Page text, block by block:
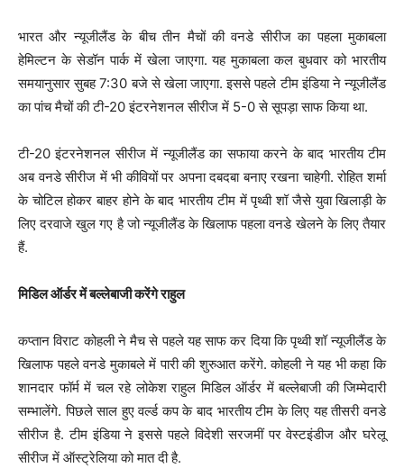
भारत और न्यूजीलैंड के बीच तीन मैचों की वनडे सीरीज का पहला मुकाबला
हेमिल्टन के सेडॉन पार्क में खेला जाएगा. यह मुकाबला कल बुधवार को भारतीय
समयानुसार सुबह 7:30 बजे से खेला जाएगा. इससे पहले टीम इंडिया ने न्यूजीलैंड
का पांच मैचों की टी-20 इंटरनेशनल सीरीज में 5-0 से सूपड़ा साफ किया था.
टी-20 इंटरनेशनल सीरीज में न्यूजीलैंड का सफाया करने के बाद भारतीय टीम
अब वनडे सीरीज में भी कीवियों पर अपना दबदबा बनाए रखना चाहेगी. रोहित शर्मा
के चोटिल होकर बाहर होने के बाद भारतीय टीम में पृथ्वी शॉ जैसे युवा खिलाड़ी के
लिए दरवाजे खुल गए है जो न्यूजीलैंड के खिलाफ पहला वनडे खेलने के लिए तैयार
हैं.
मिडिल ऑर्डर में बल्लेबाजी करेंगे राहुल
कप्तान विराट कोहली ने मैच से पहले यह साफ कर दिया कि पृथ्वी शॉ न्यूजीलैंड के
खिलाफ पहले वनडे मुकाबले में पारी की शुरुआत करेंगे. कोहली ने यह भी कहा कि
शानदार फॉर्म में चल रहे लोकेश राहुल मिडिल ऑर्डर में बल्लेबाजी की जिम्मेदारी
सम्भालेंगे. पिछले साल हुए वर्ल्ड कप के बाद भारतीय टीम के लिए यह तीसरी वनडे
सीरीज है. टीम इंडिया ने इससे पहले विदेशी सरजमीं पर वेस्टइंडीज और घरेलू
सीरीज में ऑस्ट्रेलिया को मात दी है.